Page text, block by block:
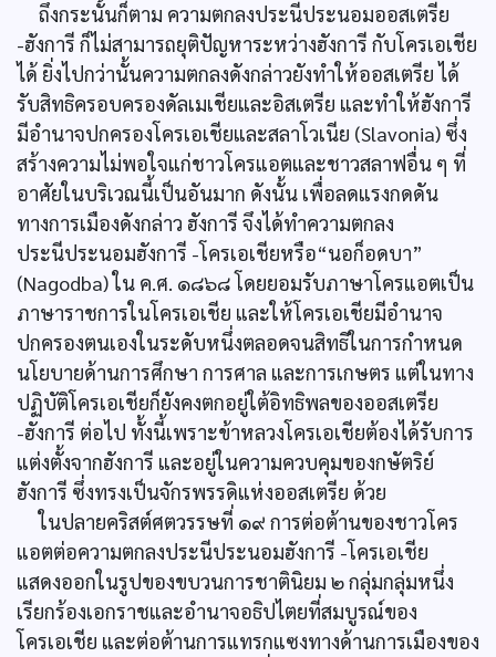
ถึงกระนั้นก็ตาม ความตกลงประนีประนอมออสเตรีย
-ฮังการี ก็ไม่สามารถยุติปัญหาระหว่างฮังการี กับโครเอเชีย
ได้ ยิ่งไปกว่านั้นความตกลงดังกล่าวยังทำให้ออสเตรีย ได้
รับสิทธิครอบครองดัลเมเชียและอิสเตรีย และทำให้ฮังการี
มีอำนาจปกครองโครเอเชียและสลาโวเนีย (Slavonia) ซึ่ง
สร้างความไม่พอใจแก่ชาวโครแอตและชาวสลาฟอื่น ๆ ที่
อาศัยในบริเวณนี้เป็นอันมาก ดังนั้น เพื่อลดแรงกดดัน
ทางการเมืองดังกล่าว ฮังการี จึงได้ทำความตกลง
ประนีประนอมฮังการี -โครเอเชียหรือ“นอก็อดบา”
(Nagodba) ใน ค.ศ. ๑๘๖๘ โดยยอมรับภาษาโครแอตเป็น
ภาษาราชการในโครเอเชีย และให้โครเอเชียมีอำนาจ
ปกครองตนเองในระดับหนึ่งตลอดจนสิทธิในการกำหนด
นโยบายด้านการศึกษา การศาล และการเกษตร แต่ในทาง
ปฏิบัติโครเอเชียก็ยังคงตกอยู่ใต้อิทธิพลของออสเตรีย
-ฮังการี ต่อไป ทั้งนี้เพราะข้าหลวงโครเอเชียต้องได้รับการ
แต่งตั้งจากฮังการี และอยู่ในความควบคุมของกษัตริย์
ฮังการี ซึ่งทรงเป็นจักรพรรดิแห่งออสเตรีย ด้วย
ในปลายคริสต์ศตวรรษที่ ๑๙ การต่อต้านของชาวโคร
แอตต่อความตกลงประนีประนอมฮังการี -โครเอเชีย
แสดงออกในรูปของขบวนการชาตินิยม ๒ กลุ่มกลุ่มหนึ่ง
เรียกร้องเอกราชและอำนาจอธิปไตยที่สมบูรณ์ของ
โครเอเชีย และต่อต้านการแทรกแซงทางด้านการเมืองของ